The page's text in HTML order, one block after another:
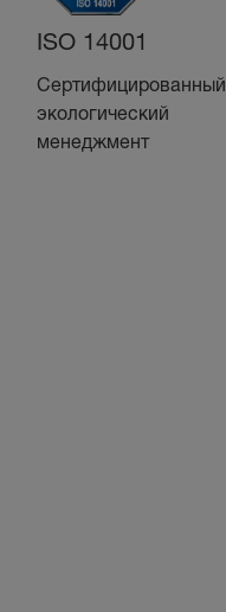
ISO 14001
Сертифицированный
экологический
менеджмент